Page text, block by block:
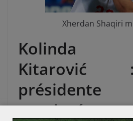
Xherdan Shaqiri
Kolinda
présidente
omniprésente